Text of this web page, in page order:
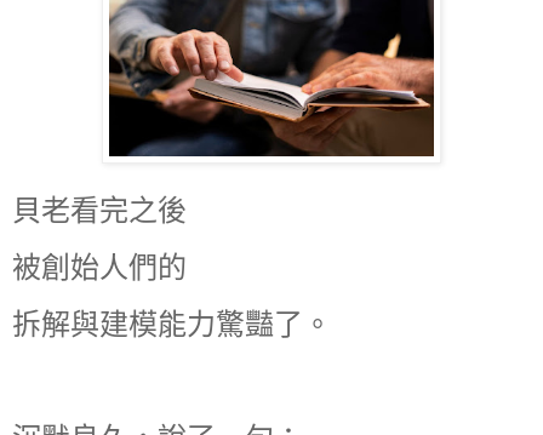
貝老看完之後
被創始人們的
拆解與建模能力驚豔了。